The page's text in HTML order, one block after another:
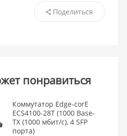
Поделиться
понравиться
Коммутатор Edge-corE
ECS4100-28T (1000 Base-
TX (1000 мбит/с), 4 SFP
порта)